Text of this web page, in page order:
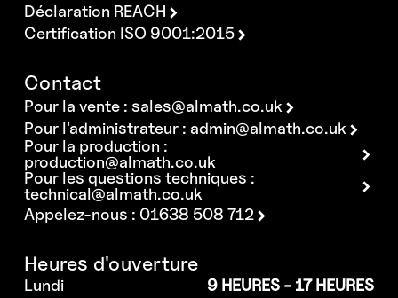
Déclaration REACH
Certification ISO 9001:2015
Contact
Pour la vente :sales@almath.co.uk
Pour l'administrateur : admin@almath.co.uk
Pour la production :
production@almath.co.uk
Pour les questions techniques :
technical@almath.co.uk
Appelez-nous : 01638 508 712
Heures d'ouverture
Lundi
9 HEURES - 17 HEURES